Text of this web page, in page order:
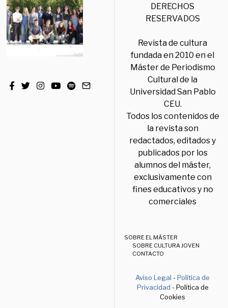
DERECHOS
RESERVADOS
Revista de cultura
fundada en 2010 en el
Máster de Periodismo
Cultural de la
Universidad San Pablo
CEU.
Todos los contenidos de
la revista son
redactados, editados y
publicados por los
alumnos del máster,
exclusivamente con
fines educativos y no
comerciales
SOBRE EL MÁSTER
SOBRE CULTURA JOVEN
CONTACTO
Aviso Legal -Política de
Privacidad - Política de
Cookies